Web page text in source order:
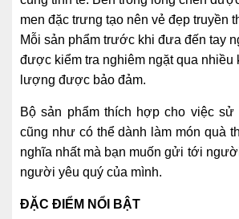
men đặc trưng tạo nên vẻ đẹp truyền
Mỗi sản phẩm trước khi đưa đến tay
được kiểm tra nghiêm ngặt qua nhiều
lượng được bảo đảm.
Bộ sản phẩm thích hợp cho việc sử
cũng như có thể dành làm món quà
nghĩa nhất mà bạn muốn gửi tới
người yêu quý của mình.
ĐẶC ĐI ỂM NỔI BẬT